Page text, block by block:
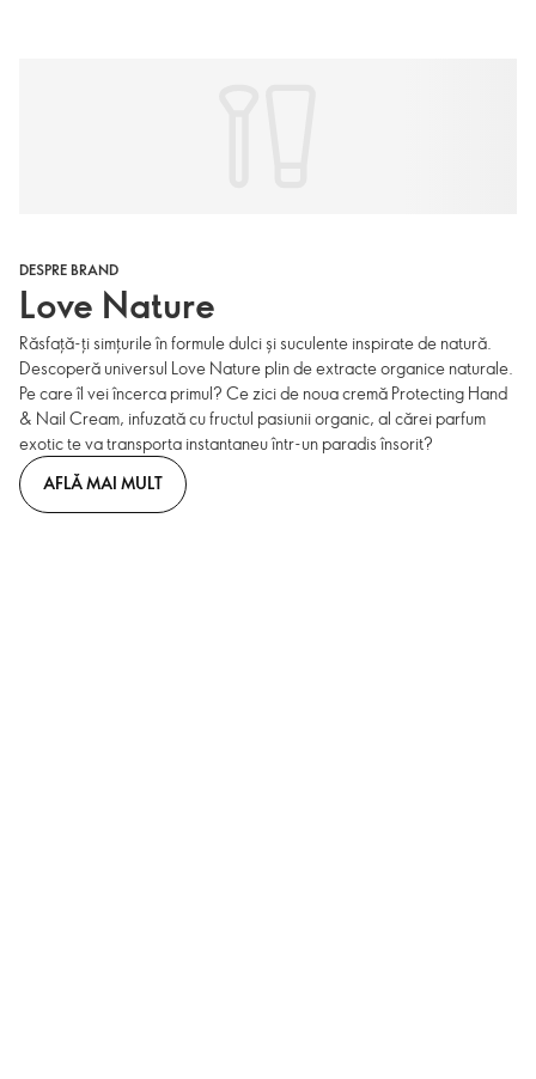
DESPRE BRAND
Love Nature
Răsfață-ți simțurile în formule dulci și suculente inspirate de natură.
Descoperă universul Love Nature plin de extracte organice naturale.
Pe care îl vei încerca primul? Ce zici de noua cremă Protecting Hand
& Nail Cream, infuzată cu fructul pasiunii organic, al cărei parfum
exotic te va transporta instantaneu într-un paradis însorit?
AFLĂ MAI MULT